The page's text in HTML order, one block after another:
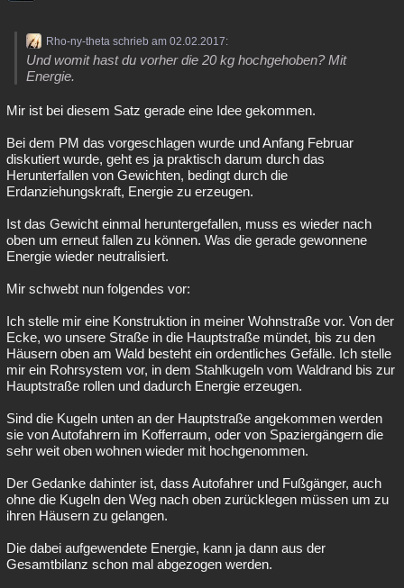
Rho-ny-theta schrieb am 02.02.2017:
Und womit hast du vorher die 20 kg hochgehoben? Mit
Energie.
Mir ist bei diesem Satz gerade eine Idee gekommen.
Bei dem PM das vorgeschlagen wurde und Anfang Februar
diskutiert wurde, geht es ja praktisch darum durch das
Herunterfallen von Gewichten, bedingt durch die
Erdanziehungskraft, Energie zu erzeugen.
Ist das Gewicht einmal heruntergefallen, muss es wieder nach
oben um erneut fallen zu können. Was die gerade gewonnene
Energie wieder neutralisiert.
Mir schwebt nun folgendes vor:
Ich stelle mir eine Konstruktion in meiner Wohnstraße vor. Von der
Ecke, wo unsere Straße in die Hauptstraße mündet, bis zu den
Häusern oben am Wald besteht ein ordentliches Gefälle. Ich stelle
mir ein Rohrsystem vor, in dem Stahlkugeln vom Waldrand bis zur
Hauptstraße rollen und dadurch Energie erzeugen.
Sind die Kugeln unten an der Hauptstraße angekommen werden
sie von Autofahrern im Kofferraum, oder von Spaziergängern die
sehr weit oben wohnen wieder mit hochgenommen.
Der Gedanke dahinter ist, dass Autofahrer und Fußgänger, auch
ohne die Kugeln den Weg nach oben zurücklegen müssen um zu
ihren Häusern zu gelangen.
Die dabei aufgewendete Energie, kann ja dann aus der
Gesamtbilanz schon mal abgezogen werden.